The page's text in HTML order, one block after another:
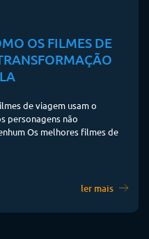
OS FILMES DE
de viagem usam o
personagens não
Os melhores filmes de
ler mais